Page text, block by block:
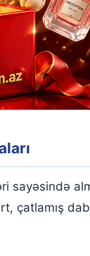
çatlamış